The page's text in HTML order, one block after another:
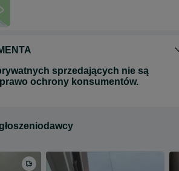
sprzedających nie są
ochrony konsumentów.